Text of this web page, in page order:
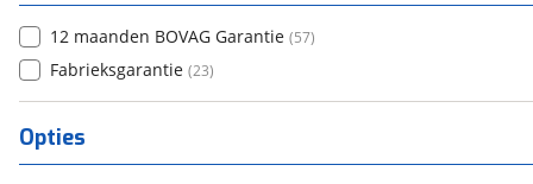
12 maanden BOVAG Garantie (57)
Fabrieksgarantie (23)
Opties